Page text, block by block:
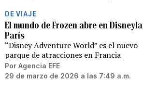
DE VIAJE
El mundo de Frozen abre en
París
“Disney Adventure World” es el nuevo
parque de atracciones en Francia
Por Agencia EFE
29 de marzo de 2026 a las 7:49 a.m.